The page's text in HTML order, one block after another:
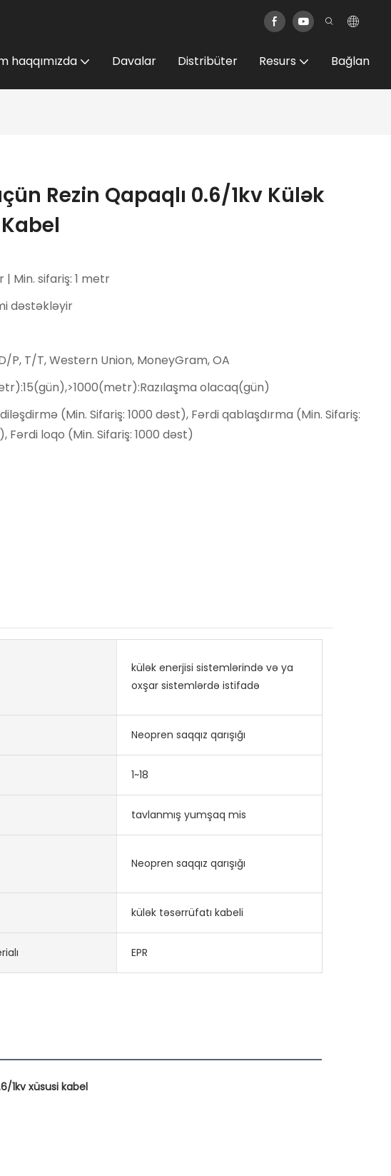
haqqımızda Davalar Distribüter Resurs Bağlan
Rezin Qapaqlı 0.6/1kv Külək
Min. sifariş: 1 metr
dəstəkləyir
P, T/T, Western Union, MoneyGram, OA
olacaq(gün)
(Min. Sifariş: 1000 dəst), Fərdi qablaşdırma (Min. Sifariş:
Fərdi loqo (Min. Sifariş: 1000 dəst)
külək enerjisi sistemlərində və ya
oxşar sistemlərdə istifadə
Neopren saqqız qarışığı
1~18
tavlanmış yumşaq mis
Neopren saqqız qarışığı
külək təsərrüfatı kabeli
EPR
rezin örtüklü külək enerjisi kabeli külək enerjisi üçün 0.6/1kv xüsusi kabel